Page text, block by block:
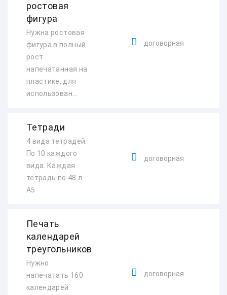
ростовая
фигура
Нужна ростовая
фигура в полный
рост
напечатанная на
пластике, для
использован...
договорная
Тетради
4 вида тетрадей.
По 10 каждого
вида. Каждая
тетрадь по 48 л.
А5
договорная
Печать
календарей
треугольников
Нужно
напечатать 160
календарей
договорная